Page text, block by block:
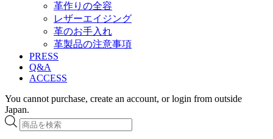
革作りの全容
レザーエイジング
革のお手入れ
革製品の注意事項
PRESS
Q&A
ACCESS
You cannot purchase, create an account, or login from outside
Japan.
商
品